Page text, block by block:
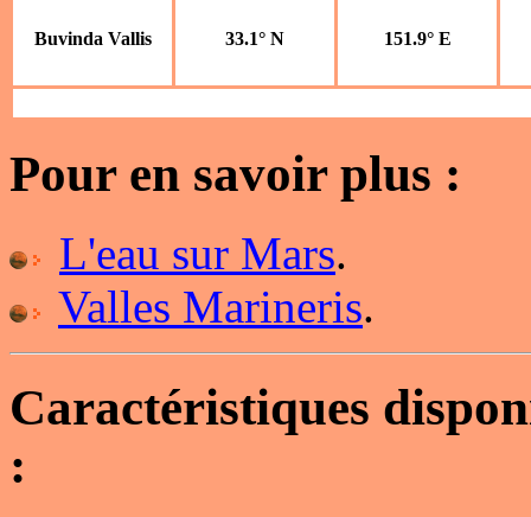
Buvinda Vallis 33.1° N 151.9° E
Pour en savoir plus :
L'eau sur Mars.
Valles Marineris.
Caractéristiques
: